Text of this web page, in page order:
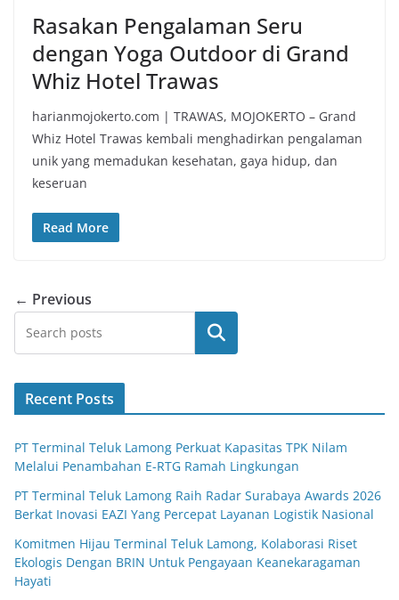
Rasakan Pengalaman Seru
dengan Yoga Outdoor di Grand
Whiz Hotel Trawas
harianmojokerto.com | TRAWAS, MOJOKERTO – Grand
Whiz Hotel Trawas kembali menghadirkan pengalaman
unik yang memadukan kesehatan, gaya hidup, dan
keseruan
Read More
← Previous
Search
Recent Posts
PT Terminal Teluk Lamong Perkuat Kapasitas TPK Nilam
Melalui Penambahan E-RTG Ramah Lingkungan
PT Terminal Teluk Lamong Raih Radar Surabaya Awards 2026
Berkat Inovasi EAZI Yang Percepat Layanan Logistik Nasional
Komitmen Hijau Terminal Teluk Lamong, Kolaborasi Riset
Ekologis Dengan BRIN Untuk Pengayaan Keanekaragaman
Hayati